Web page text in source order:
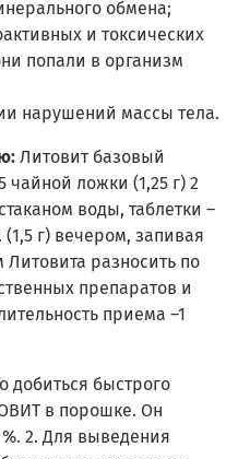
обмена;
и токсических
попали в организм
нарушений массы тела.
Литовит базовый
ложки (1,25 г) 2
воды, таблетки –
г) вечером, запивая
разносить по
препаратов и
приема –1
добиться быстрого
в порошке. Он
2. Для выведения